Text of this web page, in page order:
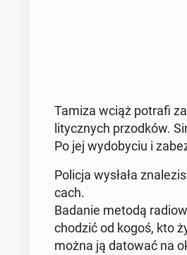
Tamiza wciąż potrafi
li­tycz­nych przod­ków.
Po jej wy­do­by­ciu i
Policja wysłała
cach.
Badanie metodą
cho­dzić od kogoś, kto
można ją datować na